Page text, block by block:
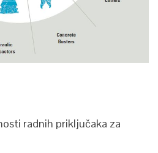
radnih priključaka za